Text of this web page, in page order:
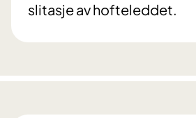
slitasje av hofteleddet.